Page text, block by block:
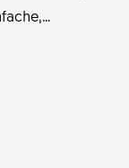
arbeitet
Einbau